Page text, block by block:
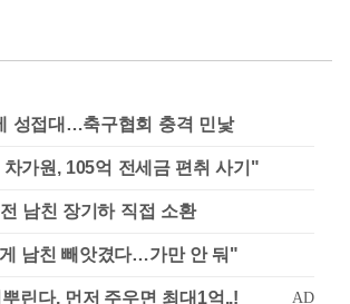
성접대…축구협회 충격 민낯
가원, 105억 전세금 편취 사기"
남친 장기하 직접 소환
남친 빼앗겼다…가만 안 둬"